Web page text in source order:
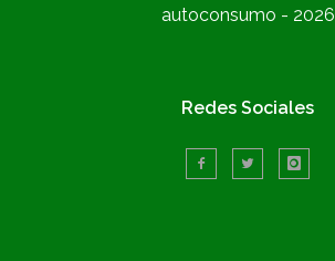
autoconsumo - 2026
Redes Sociales